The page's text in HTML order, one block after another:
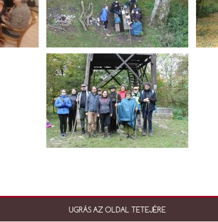
UGRÁS AZ OLDAL TETEJÉRE